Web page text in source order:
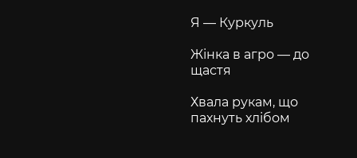
Я — Куркуль
Жінка в агро — до
щастя
Хвала рукам, що
пахнуть хлібом